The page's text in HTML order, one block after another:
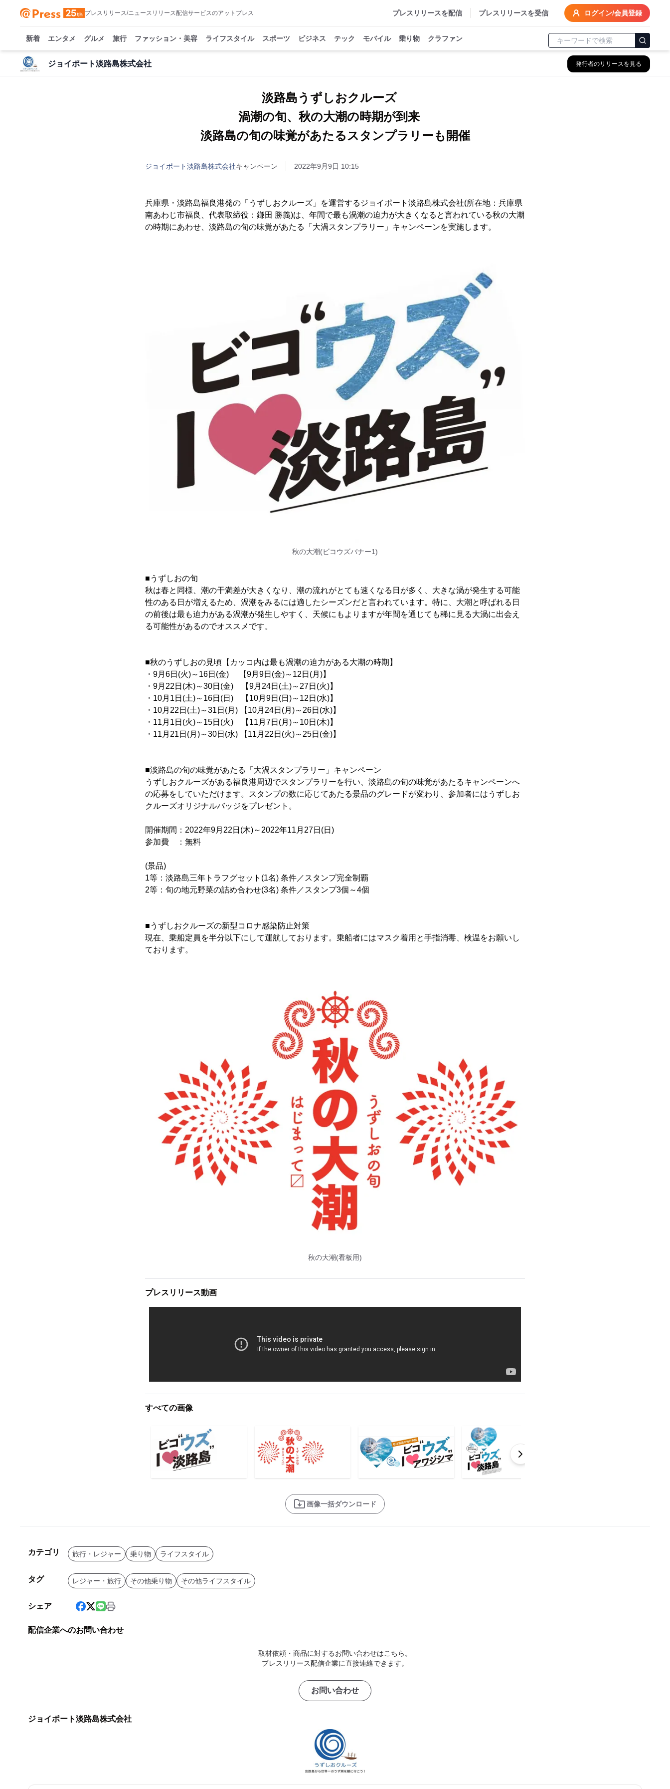
プレスリリース/ニュースリリース配信サービスのアットプレス プレスリリースを配信 プレスリリースを受信 ログイン/会員登録
新着 エンタメ グルメ 旅行 ファッション・美容 ライフスタイル スポーツ ビジネス テック モバイル 乗り物 クラファン
ジョイポート淡路島株式会社 発行者のリリースを見る
淡路島うずしおクルーズ
渦潮の旬、秋の大潮の時期が到来
淡路島の旬の味覚があたるスタンプラリーも開催
ジョイポート淡路島株式会社キャンペーン 2022年9月9日 10:15
兵庫県・淡路島福良港発の「うずしおクルーズ」を運営するジョイポート淡路島株式会社(所在地：兵庫県
南あわじ市福良、代表取締役：鎌田 勝義)は、年間で最も渦潮の迫力が大きくなると言われている秋の大潮
の時期にあわせ、淡路島の旬の味覚があたる「大渦スタンプラリー」キャンペーンを実施します。
秋の大潮(ビコウズバナー1)
■うずしおの旬
秋は春と同様、潮の干満差が大きくなり、潮の流れがとても速くなる日が多く、大きな渦が発生する可能
性のある日が増えるため、渦潮をみるには適したシーズンだと言われています。特に、大潮と呼ばれる日
の前後は最も迫力がある渦潮が発生しやすく、天候にもよりますが年間を通じても稀に見る大渦に出会え
る可能性があるのでオススメです。
■秋のうずしおの見頃【カッコ内は最も渦潮の迫力がある大潮の時期】
・9月6日(火)～16日(金) 【9月9日(金)～12日(月)】
・9月22日(木)～30日(金) 【9月24日(土)～27日(火)】
・10月1日(土)～16日(日) 【10月9日(日)～12日(水)】
・10月22日(土)～31日(月) 【10月24日(月)～26日(水)】
・11月1日(火)～15日(火) 【11月7日(月)～10日(木)】
・11月21日(月)～30日(水) 【11月22日(火)～25日(金)】
■淡路島の旬の味覚があたる「大渦スタンプラリー」キャンペーン
うずしおクルーズがある福良港周辺でスタンプラリーを行い、淡路島の旬の味覚があたるキャンペーンへ
の応募をしていただけます。スタンプの数に応じてあたる景品のグレードが変わり、参加者にはうずしお
クルーズオリジナルバッジをプレゼント。
開催期間：2022年9月22日(木)～2022年11月27日(日)
参加費 ：無料
(景品)
1等：淡路島三年トラフグセット(1名) 条件／スタンプ完全制覇
2等：旬の地元野菜の詰め合わせ(3名) 条件／スタンプ3個～4個
■うずしおクルーズの新型コロナ感染防止対策
現在、乗船定員を半分以下にして運航しております。乗船者にはマスク着用と手指消毒、検温をお願いし
ております。
秋の大潮(看板用)
プレスリリース動画
すべての画像
画像一括ダウンロード
カテゴリ 旅行・レジャー 乗り物 ライフスタイル
タグ レジャー・旅行 その他乗り物 その他ライフスタイル
シェア
配信企業へのお問い合わせ
取材依頼・商品に対するお問い合わせはこちら。
プレスリリース配信企業に直接連絡できます。
お問い合わせ
ジョイポート淡路島株式会社